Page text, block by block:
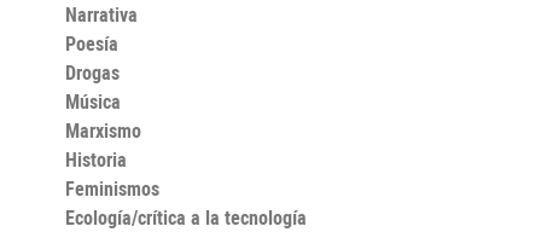
Narrativa
Poesía
Drogas
Música
Marxismo
Historia
Feminismos
Ecología/crítica a la tecnología